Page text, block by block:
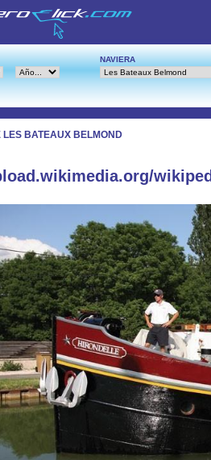
NAVIERA
LES BATEAUX BELMOND